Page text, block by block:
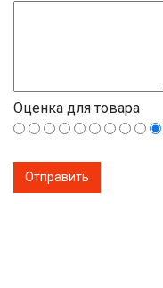
Оценка для товара